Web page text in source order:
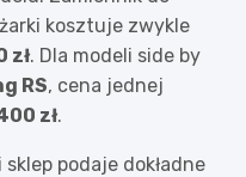
kosztuje zwykle
zł. Dla modeli side by
RS, cena jednej
zł.
podaje dokładne